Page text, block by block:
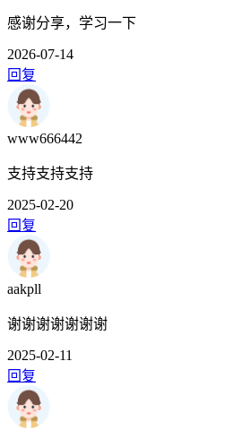
感谢分享，学习一下
2026-07-14
回复
www666442
支持支持支持
2025-02-20
回复
aakpll
谢谢谢谢谢谢谢
2025-02-11
回复